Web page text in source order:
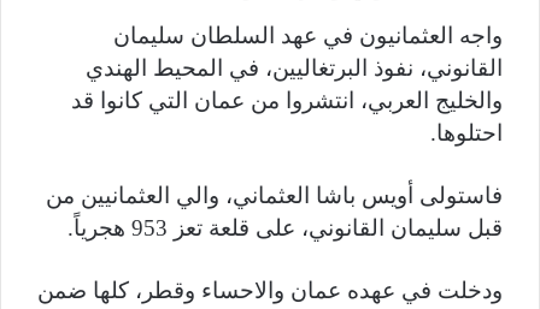
واجه العثمانيون في عهد السلطان سليمان
القانوني، نفوذ البرتغاليين، في المحيط الهندي
والخليج العربي، انتشروا من عمان التي كانوا قد
احتلوها.
فاستولى أويس باشا العثماني، والي العثمانيين من
قبل سليمان القانوني، على قلعة تعز 953 هجرياً.
ودخلت في عهده عمان والاحساء وقطر، كلها ضمن